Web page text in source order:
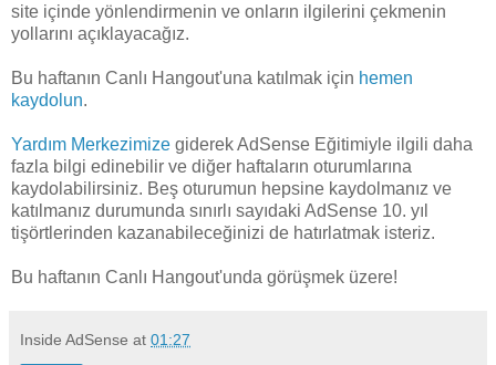
site içinde yönlendirmenin ve onların ilgilerini çekmenin
yollarını açıklayacağız.
Bu haftanın Canlı Hangout'una katılmak için hemen
kaydolun.
Yardım Merkezimize giderek AdSense Eğitimiyle ilgili daha
fazla bilgi edinebilir ve diğer haftaların oturumlarına
kaydolabilirsiniz. Beş oturumun hepsine kaydolmanız ve
katılmanız durumunda sınırlı sayıdaki AdSense 10. yıl
tişörtlerinden kazanabileceğinizi de hatırlatmak isteriz.
Bu haftanın Canlı Hangout'unda görüşmek üzere!
Inside AdSense at 01:27